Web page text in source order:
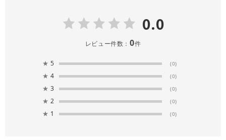
0.0
レビュー件数： 0件
★ 5 (0)
★ 4 (0)
★ 3 (0)
★ 2 (0)
★ 1 (0)